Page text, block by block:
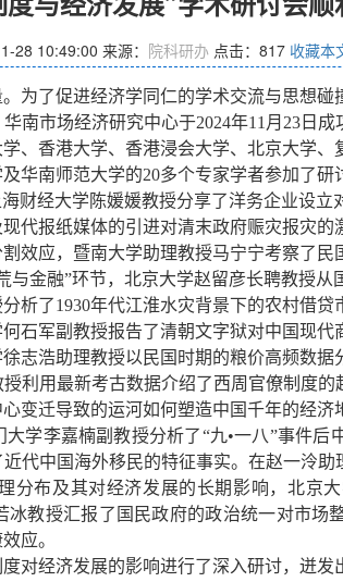
28 10:49:00 来源： 院科研办 点击： 817 收藏本
为了促进经济学同仁的学术交流与思想碰
南市场经济研究中心于2024年11月23日
、香港大学、香港浸会大学、北京大学
华南师范大学的20多个专家学者参加了研
财经大学陈媛媛教授分享了洋务企业设立
代报纸媒体的引进对清末政府赈灾报灾
效应，暨南大学助理教授马宁宁考察了
与金融”环节，北京大学赵留彦长聘教授
析了1930年代江淮水灾背景下的农村借
石军副教授报告了清朝文字狱对中国现代
志浩助理教授以民国时期的粮价高频数
利用最新考古数据介绍了西周官僚制度
变迁导致的运河如何塑造中国千年的经济
学李嘉楠副教授分析了“九•一八”事件后
代中国海外移民的特征事实。在赵一泠助
分布及其对经济发展的长期影响，北京
教授汇报了国民政府的政治统一对市场
应。
对经济发展的影响进行了深入研讨，迸